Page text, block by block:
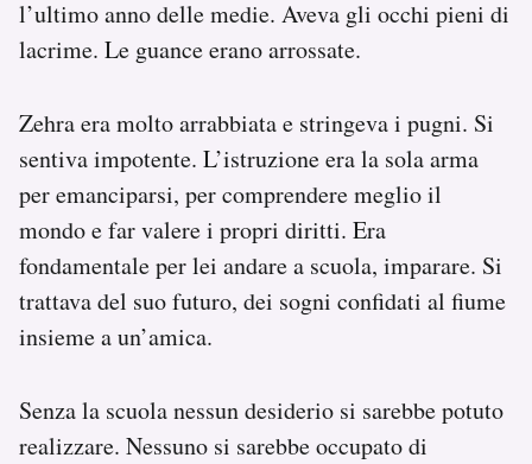
l’ultimo anno delle medie. Aveva gli occhi pieni di
lacrime. Le guance erano arrossate.
Zehra era molto arrabbiata e stringeva i pugni. Si
sentiva impotente. L’istruzione era la sola arma
per emanciparsi, per comprendere meglio il
mondo e far valere i propri diritti. Era
fondamentale per lei andare a scuola, imparare. Si
trattava del suo futuro, dei sogni confidati al fiume
insieme a un’amica.
Senza la scuola nessun desiderio si sarebbe potuto
realizzare. Nessuno si sarebbe occupato di